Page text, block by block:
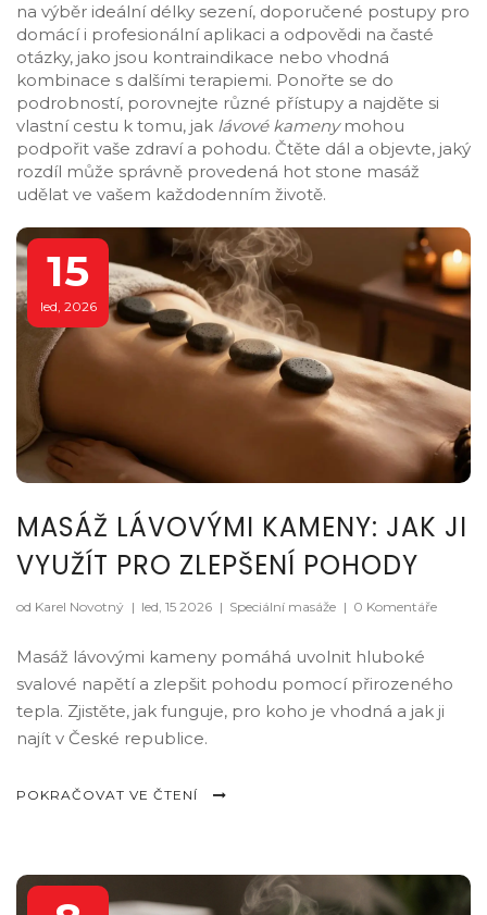
na výběr ideální délky sezení, doporučené postupy pro
domácí i profesionální aplikaci a odpovědi na časté
otázky, jako jsou kontraindikace nebo vhodná
kombinace s dalšími terapiemi. Ponořte se do
podrobností, porovnejte různé přístupy a najděte si
vlastní cestu k tomu, jak lávové kamenymohou
podpořit vaše zdraví a pohodu. Čtěte dál a objevte, jaký
rozdíl může správně provedená hot stone masáž
udělat ve vašem každodenním životě.
15
led, 2026
MASÁŽ LÁVOVÝMI KAMENY: JAK JI
VYUŽÍT PRO ZLEPŠENÍ POHODY
od Karel Novotný | led, 15 2026 | Speciální masáže | 0 Komentáře
Masáž lávovými kameny pomáhá uvolnit hluboké
svalové napětí a zlepšit pohodu pomocí přirozeného
tepla. Zjistěte, jak funguje, pro koho je vhodná a jak ji
najít v České republice.
POKRAČOVAT VE ČTENÍ